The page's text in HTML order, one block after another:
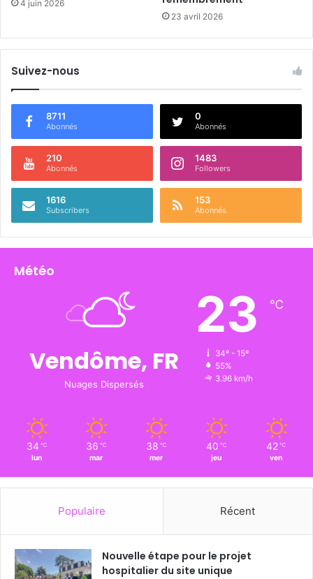
4 juin 2026
23 avril 2026
Suivez-nous
8711
Abonnés
0
Abonnés
210
Abonnés
1483
Followers
1616
Subscribers
153
Abonnés
Météo
Vendôme, FR
Nuages Dispersés
23 ℃
34º - 15º
55%
3.96 km/h
34 ℃
lun
36 ℃
mar
38 ℃
mer
40 ℃
jeu
42 ℃
ven
Populaire Récent
Nouvelle étape pour le projet
hospitalier du site unique